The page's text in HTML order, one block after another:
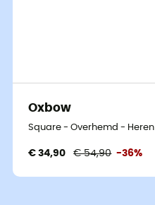
Oxbow
Square - Overhemd - Heren
€ 34,90 € 54,90 -36%